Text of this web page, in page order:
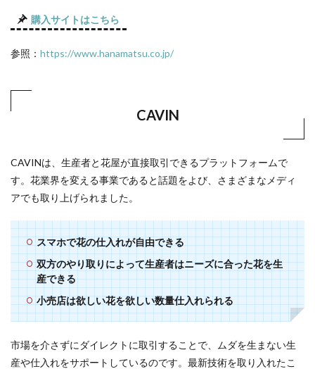
購入サイトはこちら
参照： https://www.hanamatsu.co.jp/
CAVIN
CAVINは、生産者と花屋が直接取引できるプラットフォームで
す。花業界を変える事業であると話題をよび、さまざまなメディ
アでも取り上げられました。
スマホで花の仕入れが自由できる
双方のやり取りによって生産者はニーズに合った花を生
産できる
小売店は欲しい花を欲しい数量仕入れられる
市場を介さずにダイレクトに取引することで、ムダを生まない生
産や仕入れをサポートしているのです。最新技術を取り入れたこ